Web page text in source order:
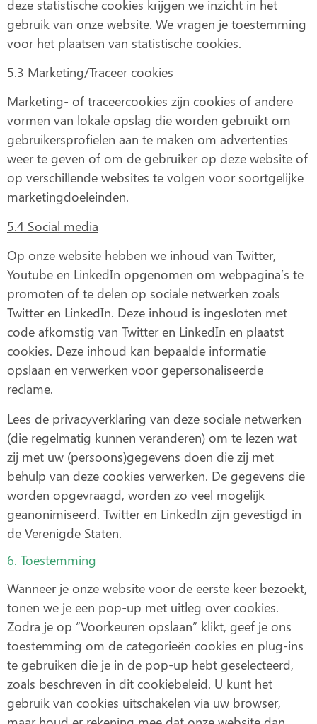
deze statistische cookies krijgen we inzicht in het
gebruik van onze website. We vragen je toestemming
voor het plaatsen van statistische cookies.
5.3 Marketing/Traceer cookies
Marketing- of traceercookies zijn cookies of andere
vormen van lokale opslag die worden gebruikt om
gebruikersprofielen aan te maken om advertenties
weer te geven of om de gebruiker op deze website of
op verschillende websites te volgen voor soortgelijke
marketingdoeleinden.
5.4 Social media
Op onze website hebben we inhoud van Twitter,
Youtube en LinkedIn opgenomen om webpagina’s te
promoten of te delen op sociale netwerken zoals
Twitter en LinkedIn. Deze inhoud is ingesloten met
code afkomstig van Twitter en LinkedIn en plaatst
cookies. Deze inhoud kan bepaalde informatie
opslaan en verwerken voor gepersonaliseerde
reclame.
Lees de privacyverklaring van deze sociale netwerken
(die regelmatig kunnen veranderen) om te lezen wat
zij met uw (persoons)gegevens doen die zij met
behulp van deze cookies verwerken. De gegevens die
worden opgevraagd, worden zo veel mogelijk
geanonimiseerd. Twitter en LinkedIn zijn gevestigd in
de Verenigde Staten.
6. Toestemming
Wanneer je onze website voor de eerste keer bezoekt,
tonen we je een pop-up met uitleg over cookies.
Zodra je op “Voorkeuren opslaan” klikt, geef je ons
toestemming om de categorieën cookies en plug-ins
te gebruiken die je in de pop-up hebt geselecteerd,
zoals beschreven in dit cookiebeleid. U kunt het
gebruik van cookies uitschakelen via uw browser,